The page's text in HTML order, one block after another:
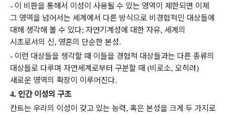
- 이 비판을 통해서 이성이 사용될 수 있는 영역이 제한되면 이제
그 영역을 넘어서는 세계에서 다른 방식으로 비경험적인 대상들에
대해 생각해 볼 수 있다; 자연기계성에 대한 자유, 세계의
시초로서의 신, 영혼의 단순한 본성.
- 이런 대상들을 생각할 때 이들을 경험적 대상들과는 다른 종류의
대상들로 다루며 자연세계로부터 구분할 때 (비로소, 오히려)
새로운 영역의 확장이 이루어진다.
4. 인간 이성의 구조
칸트는 우리의 이성이 갖고 있는 능력, 혹은 본성을 크게 두 가지로